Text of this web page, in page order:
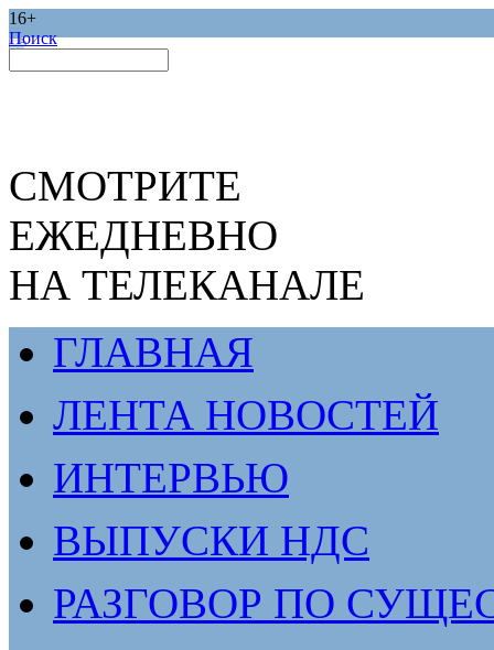
16+
Поиск
СМОТРИТЕ
ЕЖЕДНЕВНО
НА ТЕЛЕКАНАЛЕ
ГЛАВНАЯ
ЛЕНТА НОВОСТЕЙ
ИНТЕРВЬЮ
ВЫПУСКИ НДС
РАЗГОВОР ПО